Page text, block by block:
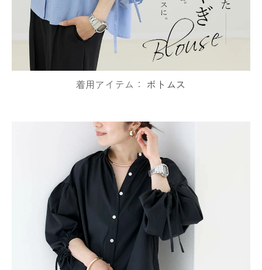
着用アイテム： ボトムス